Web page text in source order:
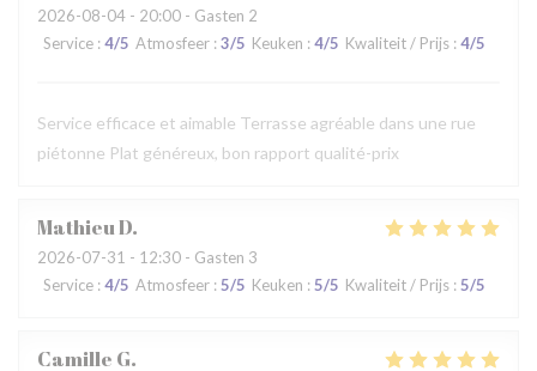
2026-08-04 - 20:00 - Gasten 2
Service : 4/5 Atmosfeer : 3/5 Keuken : 4/5 Kwaliteit / Prijs : 4/5
Service efficace et aimable Terrasse agréable dans une rue
piétonne Plat généreux, bon rapport qualité-prix
MathieuD
2026-07-31 - 12:30 - Gasten 3
Service : 4/5 Atmosfeer : 5/5 Keuken : 5/5 Kwaliteit / Prijs : 5/5
Camille G